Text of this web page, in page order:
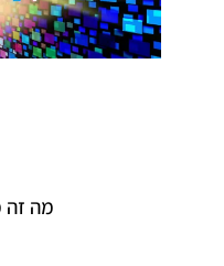
מה זה